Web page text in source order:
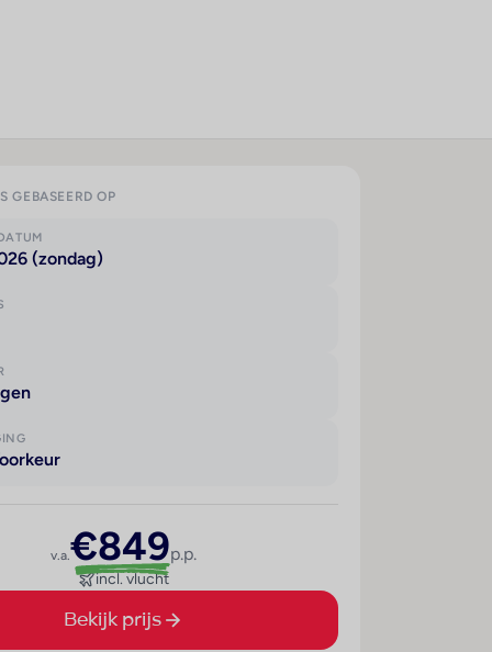
GEBASEERD OP
(zondag)
v.a.€849p.p.
incl. vlucht
Bekijk prijs